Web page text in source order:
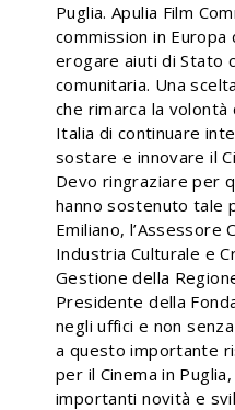
Puglia. Apulia Film
commission in
erogare aiuti di Stato
comunitaria. Una
che rimarca la volontà
Italia di continuare
sostare e innovare il
Devo ringraziare per
hanno sostenuto tale
Emiliano, l’Assessore
Industria Culturale e
Gestione della
Presidente della
negli uffici e non
a questo importante
per il Cinema in
importanti novità e